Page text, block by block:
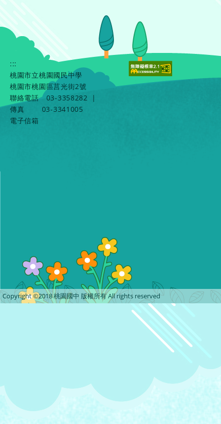
:::
桃園市立桃園國民中學
桃園市桃園區莒光街2號
聯絡電話
03-3358282
|
傳真
03-3341005
電子信箱
Copyright ©2018 桃園國中 版權所有 All rights reserved